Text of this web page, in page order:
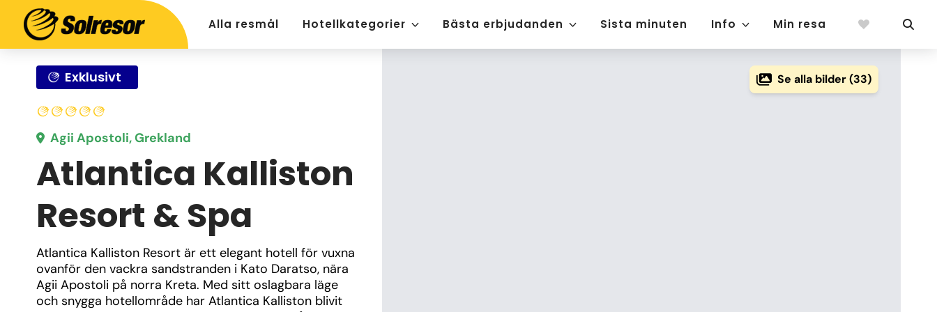
Alla resmål Hotellkategorier Bästa erbjudanden Sista minuten Info Min resa
Exklusivt
Agii Apostoli, Grekland
Atlantica Kalliston
Resort & Spa
Atlantica Kalliston Resort är ett elegant hotell för vuxna
ovanför den vackra sandstranden i Kato Daratso, nära
Agii Apostoli på norra Kreta. Med sitt oslagbara läge
och snygga hotellområde har Atlantica Kalliston blivit
Se alla bilder (33)